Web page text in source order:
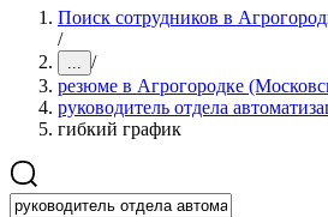
Поиск сотрудников в
/
... /
резюме в Агрогородке
руководитель отдела
гибкий график